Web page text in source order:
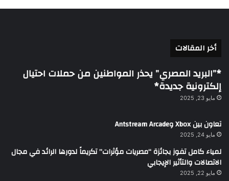
أخر المقالات
*”البريد المصري” يحذر المواطنين من حملات احتيال
إلكترونية جديدة*
مايو 23, 2025
تعاون بين Xbox وAntstream Arcade
مايو 24, 2025
لمياء كامل تفوز بجائزة “مصريات مؤثرات” تكريماً لدورها الرائد في مجال
الاتصالات والتأثير الإيجابي
مايو 22, 2025